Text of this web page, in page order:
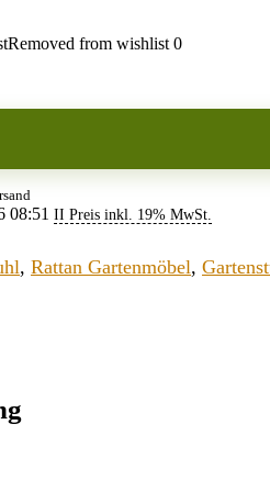
Removed from wishlist 0
08:51 II Preis inkl. 19% MwSt.
, Rattan Gartenmöbel,